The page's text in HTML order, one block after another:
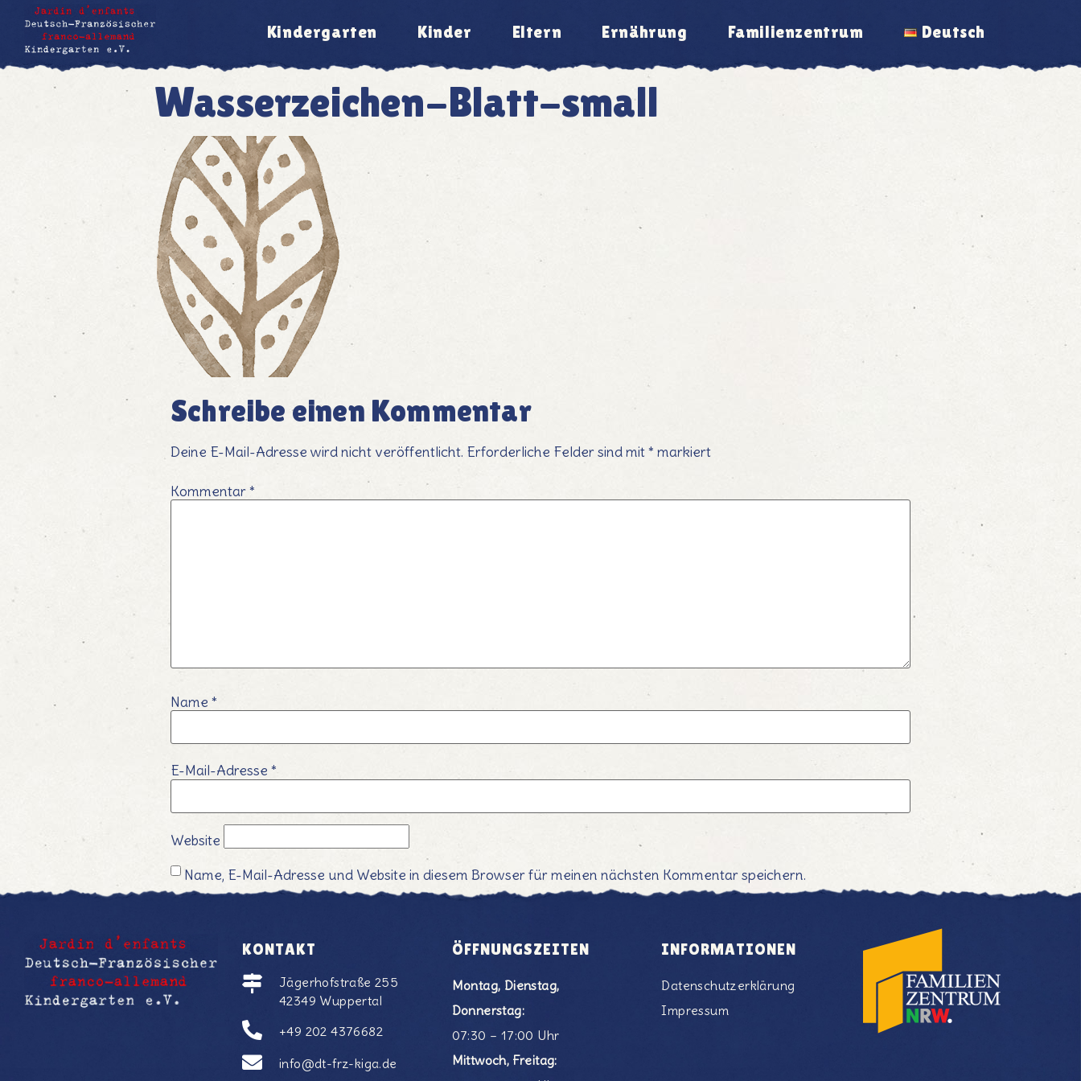
Kindergarten Kinder Eltern Ernährung Familienzentrum Deutsch
Wasserzeichen-Blatt-small
Schreibe einen Kommentar
Deine E-Mail-Adresse wird nicht veröffentlicht. Erforderliche Felder sind mit* markiert
Kommentar*
Name *
E-Mail-Adresse *
Website
Name, E-Mail-Adresse und Website in diesem Browser für meinen nächsten Kommentar speichern.
KONTAKT
Jägerhofstraße 255
42349 Wuppertal
+49 202 4376682
info@dt-frz-kiga.de
ÖFFNUNGSZEITEN
Montag, Dienstag,
Donnerstag:
07:30 – 17:00 Uhr
Mittwoch, Freitag:
INFORMATIONEN
Datenschutzerklärung
Impressum